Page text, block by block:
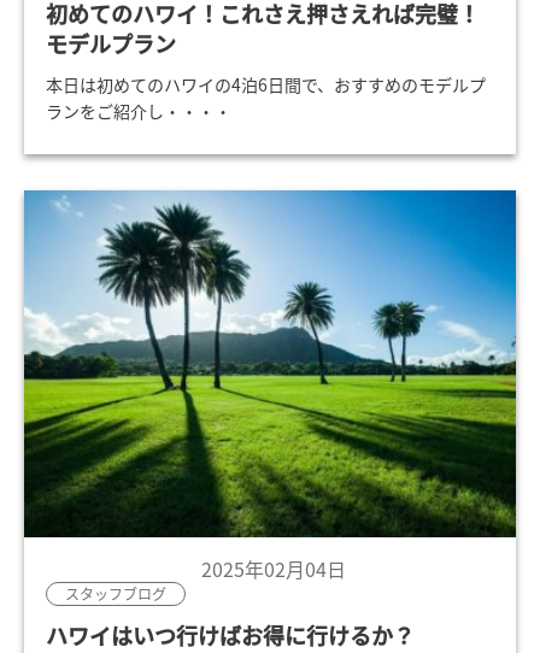
初めてのハワイ！これさえ押さえれば完璧！
モデルプラン
本日は初めてのハワイの4泊6日間で、おすすめのモデルプ
ランをご紹介し・・・・
2025年02月04日
スタッフブログ
ハワイはいつ行けばお得に行けるか？